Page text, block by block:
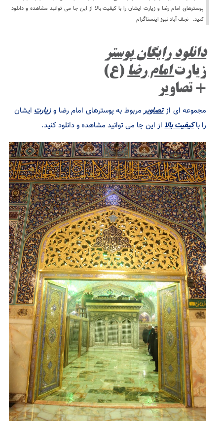
پوسترهای امام رضا و زیارت ایشان را با کیفیت بالا از این جا می توانید مشاهده و دانلود
کنید. نجف آباد نیوز اینستاگرام
دانلودرایگان پوستر
زیارتامام رضا(ع)
+ تصاویر
مجموعه ای ازتصاویرمربوط به پوسترهای امام رضا وزیارتایشان
را باکیفیت بالااز این جا می توانید مشاهده و دانلود کنید.